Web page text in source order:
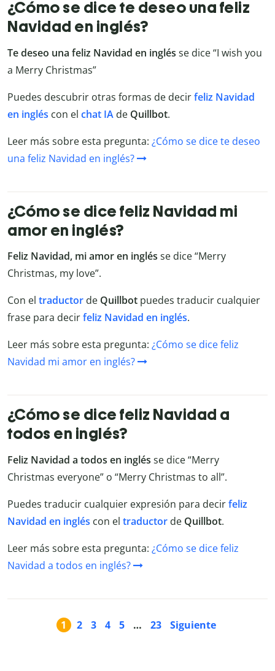
¿Cómo se dice te deseo una feliz
Navidad en inglés?
Te deseo una feliz Navidad en inglés se dice “I wish you
a Merry Christmas”
Puedes descubrir otras formas de decirfeliz Navidad
en inglés con el chat IA de Quillbot.
Leer más sobre esta pregunta: ¿Cómo se dice te deseo
una feliz Navidad en inglés?
¿Cómo se dice feliz Navidad mi
amor en inglés?
Feliz Navidad, mi amor en inglés se dice “Merry
Christmas, my love”.
Con el traductor de Quillbot puedes traducir cualquier
frase para decirfeliz Navidad en inglés.
Leer más sobre esta pregunta: ¿Cómo se dice feliz
Navidad mi amor en inglés?
¿Cómo se dice feliz Navidad a
todos en inglés?
Feliz Navidad a todos en inglés se dice “Merry
Christmas everyone” o “Merry Christmas to all”.
Puedes traducir cualquier expresión para decirfeliz
Navidad en inglés con el traductor de Quillbot.
Leer más sobre esta pregunta: ¿Cómo se dice feliz
Navidad a todos en inglés?
1 2 3 4 5 … 23 Siguiente